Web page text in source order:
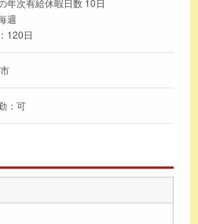
週
120日
：可